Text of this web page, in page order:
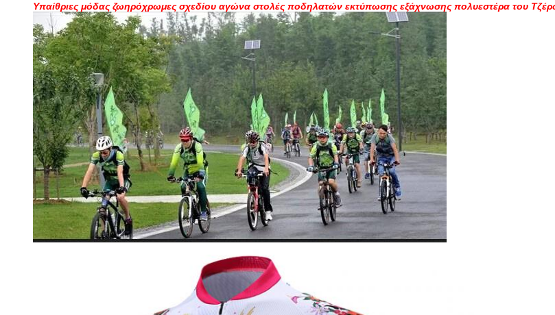
Υπαίθριες μόδας ζωηρόχρωμες σχεδίου αγώνα στολές ποδηλατών εκτύπωσης εξάχνωσης πολυεστέρα του